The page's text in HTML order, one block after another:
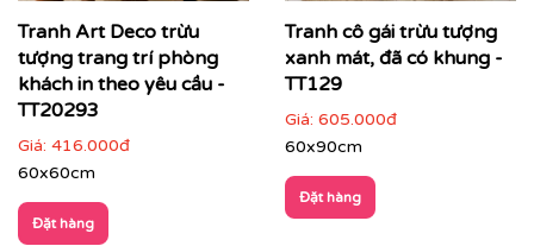
Nếu bạn yêu thích mẫu tranh đang xem, có thể bạn
cũng sẽ quan tâm tìm hiểu thêm về tranh trừu tượngđể
lựa chọn mẫu tranh phù hợp nhất với không gian và ý
tưởng thiết kế của bạn.
👉 Khám phá thêm bộ sưu tập tranh tranh trừu tượng
Tranh trừu tượng – ngôn ngữ cảm xúc cho không gian
Tranh Art Deco trừu
tượng trang trí phòng
khách in theo yêu cầu -
TT20293
Giá: 416.000đ
60x60cm
Đặt hàng
Tranh cô gái trừu tượng
xanh mát, đã có khung -
TT129
Giá: 605.000đ
60x90cm
Đặt hàng